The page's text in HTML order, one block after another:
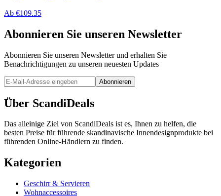
Ab €109.35
Abonnieren Sie unseren Newsletter
Abonnieren Sie unseren Newsletter und erhalten Sie
Benachrichtigungen zu unseren neuesten Updates
Abonnieren
Über ScandiDeals
Das alleinige Ziel von ScandiDeals ist es, Ihnen zu helfen, die
besten Preise für führende skandinavische Innendesignprodukte bei
führenden Online-Händlern zu finden.
Kategorien
Geschirr & Servieren
Wohnaccessoires